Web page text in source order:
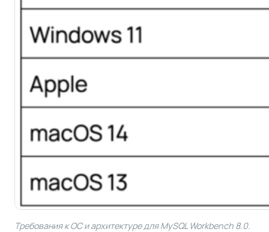
Требования к ОС и архитектуре для MySQL Workbench 8.0.